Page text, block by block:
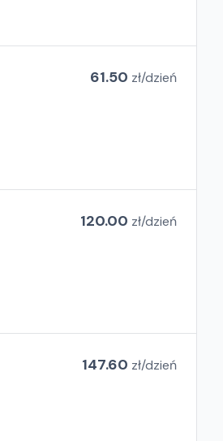
61.50 zł/dzień
120.00 zł/dzień
147.60 zł/dzień